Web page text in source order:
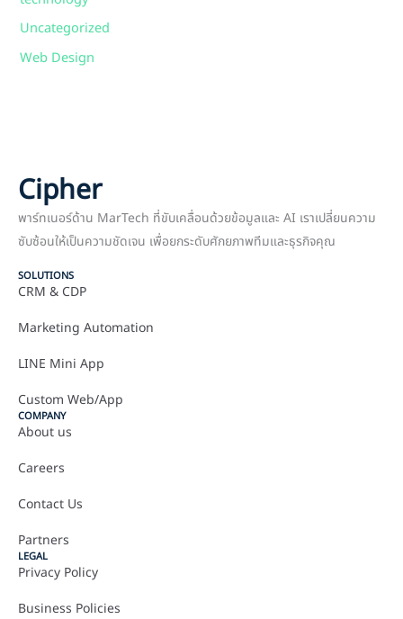
Uncategorized
Web Design
Cipher
พาร์ทเนอร์ด้าน MarTech ที่ขับเคลื่อนด้วยข้อมูลและ AI เราเปลี่ยนความ
ซับซ้อนให้เป็นความชัดเจน เพื่อยกระดับศักยภาพทีมและธุรกิจคุณ
SOLUTIONS
CRM & CDP
Marketing Automation
LINE Mini App
Custom Web/App
COMPANY
About us
Careers
Contact Us
Partners
LEGAL
Privacy Policy
Business Policies